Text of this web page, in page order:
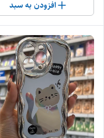
افزودن به سبد